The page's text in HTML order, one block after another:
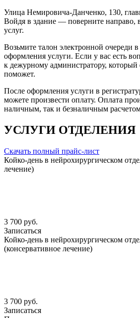
Улица Немировича-Данченко, 130,
Войдя в здание — поверните направо,
услуг.
Возьмите талон электронной очереди
оформления услуги. Если у вас есть
к дежурному администратору,
поможет.
После оформления услуги в
можете произвести оплату. Оплата
наличным, так и безналичным
УСЛУГИ ОТДЕЛЕНИЯ
Скачать полный прайс-лист
Койко-день в нейрохирургическом
лечение)
3 700 руб.
Записаться
Койко-день в нейрохирургическом
(консервативное лечение)
3 700 руб.
Записаться